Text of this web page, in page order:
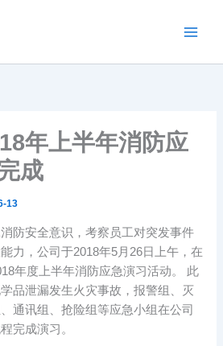
年上半年消防应
成
13
防安全意识，考察员工对突发事件
力，公司于2018年5月26日上午，在
年度上半年消防应急演习活动。 此
品泄漏发生火灾事故，报警组、灭
通讯组、抢险组等应急小组在公司
完成演习。